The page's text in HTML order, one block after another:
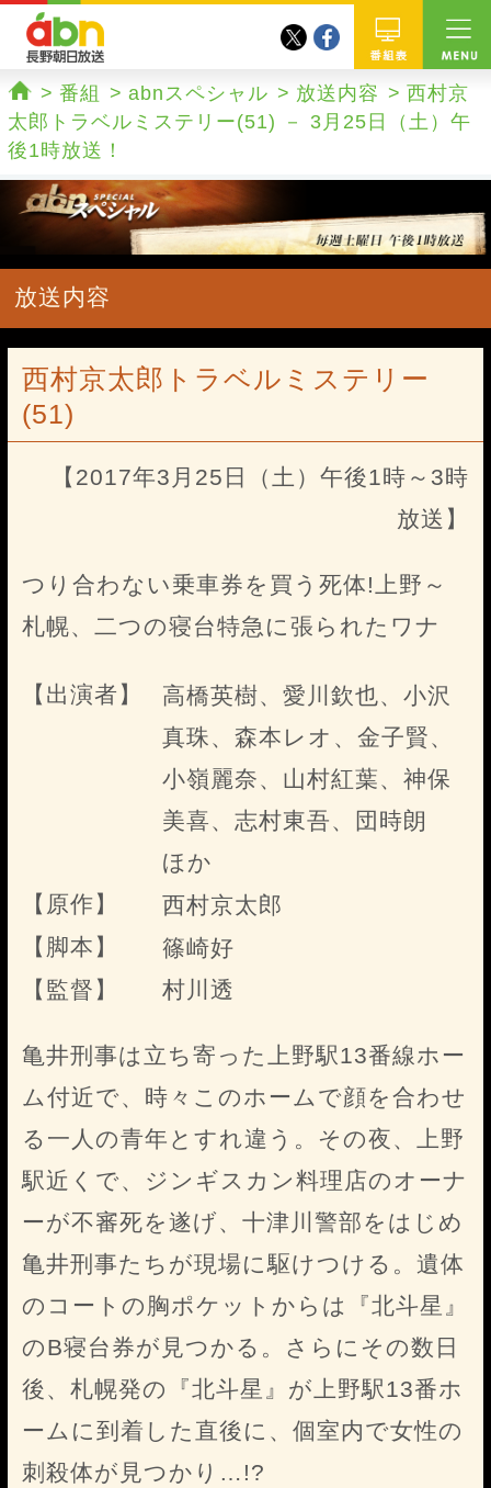
番組
twitterfacebook
ホーム
番組 abnスペシャル 放送内容
西村京
太郎トラベルミステリー(51) － 3月25日（土）午
後1時放送！
放送内容
西村京太郎トラベルミステリー
(51)
【2017年3月25日（土）午後1時～3時
放送】
つり合わない乗車券を買う死体!上野～
札幌、二つの寝台特急に張られたワナ
【出演者】
高橋英樹、愛川欽也、小沢
真珠、森本レオ、金子賢、
小嶺麗奈、山村紅葉、神保
美喜、志村東吾、団時朗
ほか
【原作】
西村京太郎
【脚本】
篠崎好
【監督】
村川透
亀井刑事は立ち寄った上野駅13番線ホー
ム付近で、時々このホームで顔を合わせ
る一人の青年とすれ違う。その夜、上野
駅近くで、ジンギスカン料理店のオーナ
ーが不審死を遂げ、十津川警部をはじめ
亀井刑事たちが現場に駆けつける。遺体
のコートの胸ポケットからは『北斗星』
のB寝台券が見つかる。さらにその数日
後、札幌発の『北斗星』が上野駅13番ホ
ームに到着した直後に、個室内で女性の
刺殺体が見つかり…!?